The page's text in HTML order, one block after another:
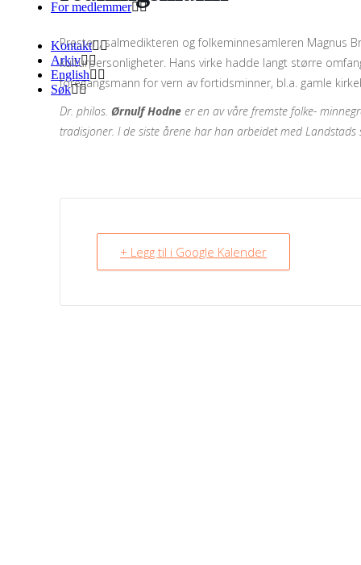
For medlemmer
Kontakt
Arkiv
English
Søk
Presten, salmedikteren og folkeminnesamleren Magnus
kulturpersonligheter. Hans virke hadde langt større
foregangsmann for vern av fortidsminner, bl.a. gamle
Dr. philos. Ørnulf Hodne er en av våre fremste folke-
tradisjoner. I de siste årene har han arbeidet med Landstads
+ Legg til i Google Kalender